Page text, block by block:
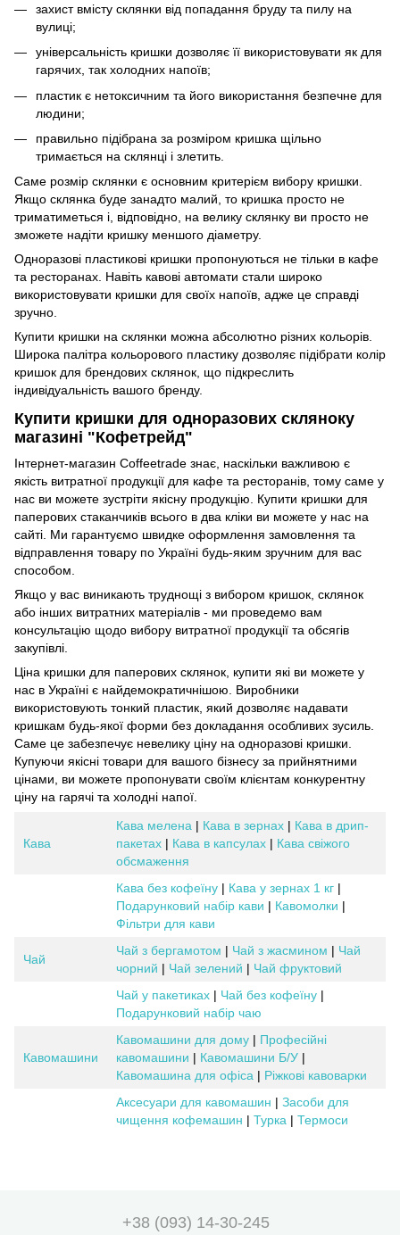
захист вмісту склянки від попадання бруду та пилу на
вулиці;
універсальність кришки дозволяє її використовувати як для
гарячих, так холодних напоїв;
пластик є нетоксичним та його використання безпечне для
людини;
правильно підібрана за розміром кришка щільно
тримається на склянці і злетить.
Саме розмір склянки є основним критерієм вибору кришки.
Якщо склянка буде занадто малий, то кришка просто не
триматиметься і, відповідно, на велику склянку ви просто не
зможете надіти кришку меншого діаметру.
Одноразові пластикові кришки пропонуються не тільки в кафе
та ресторанах. Навіть кавові автомати стали широко
використовувати кришки для своїх напоїв, адже це справді
зручно.
Купити кришки на склянки можна абсолютно різних кольорів.
Широка палітра кольорового пластику дозволяє підібрати колір
кришок для брендових склянок, що підкреслить
індивідуальність вашого бренду.
Купити кришки для одноразових скляноку
магазині "Кофетрейд"
Інтернет-магазин Coffeetrade знає, наскільки важливою є
якість витратної продукції для кафе та ресторанів, тому саме у
нас ви можете зустріти якісну продукцію. Купити кришки для
паперових стаканчиків всього в два кліки ви можете у нас на
сайті. Ми гарантуємо швидке оформлення замовлення та
відправлення товару по Україні будь-яким зручним для вас
способом.
Якщо у вас виникають труднощі з вибором кришок, склянок
або інших витратних матеріалів - ми проведемо вам
консультацію щодо вибору витратної продукції та обсягів
закупівлі.
Ціна кришки для паперових склянок, купити які ви можете у
нас в Україні є найдемократичнішою. Виробники
використовують тонкий пластик, який дозволяє надавати
кришкам будь-якої форми без докладання особливих зусиль.
Саме це забезпечує невелику ціну на одноразові кришки.
Купуючи якісні товари для вашого бізнесу за прийнятними
цінами, ви можете пропонувати своїм клієнтам конкурентну
ціну на гарячі та холодні напої.
Кава
Кава мелена | Кава в зернах | Кава в дрип-
пакетах | Кава в капсулах | Кава свіжого
обсмаження
Кава без кофеїну | Кава у зернах 1 кг |
Подарунковий набір кави | Кавомолки |
Фільтри для кави
Чай
Чай з бергамотом | Чай з жасмином | Чай
чорний | Чай зелений | Чай фруктовий
Чай у пакетиках | Чай без кофеїну |
Подарунковий набір чаю
Кавомашини
Кавомашини для дому | Професійні
кавомашини | Кавомашини Б/У |
Кавомашина для офіса | Ріжкові кавоварки
Аксесуари для кавомашин | Засоби для
чищення кофемашин | Турка | Термоси
+38 (093) 14-30-245